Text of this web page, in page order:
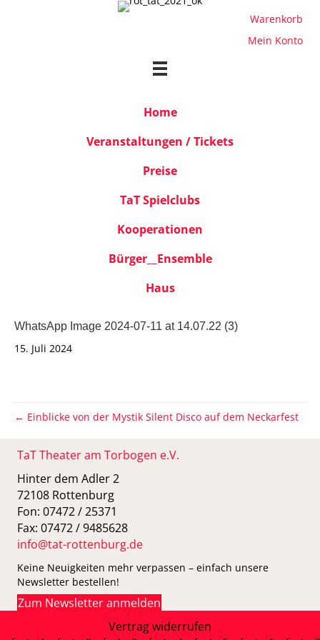
Warenkorb
Mein Konto
Home
Veranstaltungen / Tickets
Preise
TaT Spielclubs
Kooperationen
Bürger__Ensemble
Haus
WhatsApp Image 2024-07-11 at 14.07.22 (3)
15. Juli 2024
← Einblicke von der Mystik Silent Disco auf dem Neckarfest
TaT Theater am Torbogen e.V.
Hinter dem Adler 2
72108 Rottenburg
Fon: 07472 / 25371
Fax: 07472 / 9485628
info@tat-rottenburg.de
Keine Neuigkeiten mehr verpassen – einfach unsere
Newsletter bestellen!
Zum Newsletter anmelden
Vertrag widerrufen